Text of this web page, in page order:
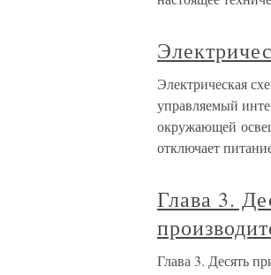
Электрическая
управляемый
окружающей
отключает
Глава 3.
Глава 3. Десять